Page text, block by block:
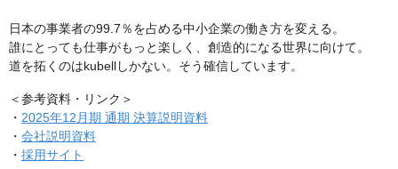
日本の事業者の99.7％を占める中小企業の働き方を変える。
誰にとっても仕事がもっと楽しく、創造的になる世界に向けて。
道を拓くのはkubellしかない。そう確信しています。
＜参考資料・リンク＞
・ 2025年12月期 通期 決算説明資料
・ 会社説明資料
・ 採用サイト